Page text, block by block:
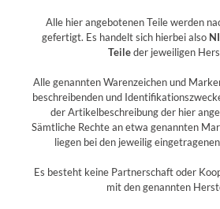
Alle hier angebotenen Teile werden
gefertigt. Es handelt sich hierbei also
Teileder jeweiligen
Alle genannten Warenzeichen und
beschreibenden und
der Artikelbeschreibung der hier
Sämtliche Rechte an etwa genannten
liegen bei den jeweilig
Es besteht keine Partnerschaft oder
mit den genannten